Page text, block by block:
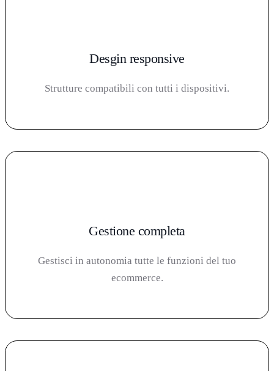
Desgin responsive
Strutture compatibili con tutti i dispositivi.
Gestione completa
Gestisci in autonomia tutte le funzioni del tuo
ecommerce.